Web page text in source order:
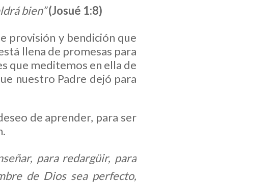
bien”(Josué 1:8)
provisión y bendición que
llena de promesas para
que meditemos en ella de
nuestro Padre dejó para
de aprender, para ser
para redargüir, para
de Dios sea perfecto,